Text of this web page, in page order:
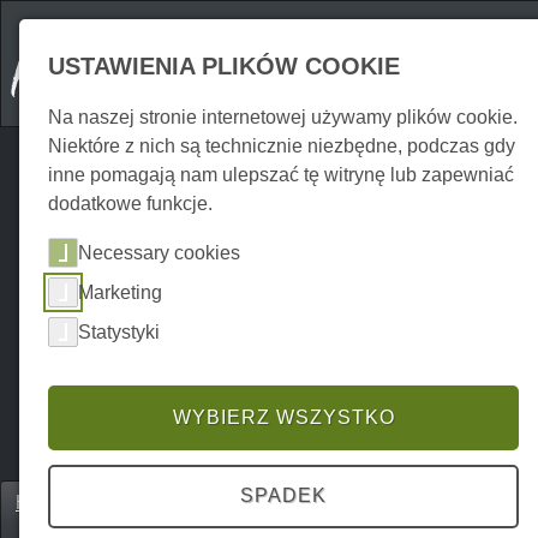
Home
Trasy rowerowe
P0024EF00030
USTAWIENIA PLIKÓW COOKIE
Na naszej stronie internetowej używamy plików cookie.
Niektóre z nich są technicznie niezbędne, podczas gdy
inne pomagają nam ulepszać tę witrynę lub zapewniać
dodatkowe funkcje.
Necessary cookies
Marketing
Statystyki
WYBIERZ WSZYSTKO
SPADEK